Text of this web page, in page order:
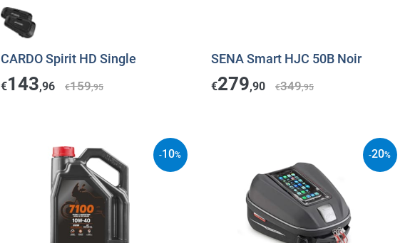
CARDO Spirit HD Single
€143,96 €159,95
SENA Smart HJC 50B Noir
€279,90 €349,95
-10% -20%